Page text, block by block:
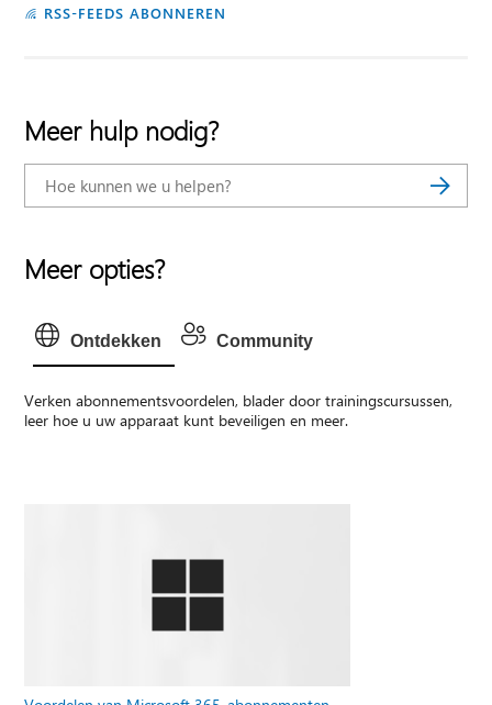
RSS-FEEDS ABONNEREN
Meer hulp nodig?
Meer opties?
Ontdekken Community
Verken abonnementsvoordelen, blader door trainingscursussen,
leer hoe u uw apparaat kunt beveiligen en meer.